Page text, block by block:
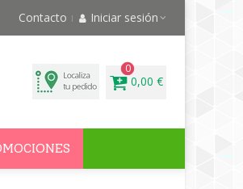
Contacto Iniciar sesión
0
0,00 €